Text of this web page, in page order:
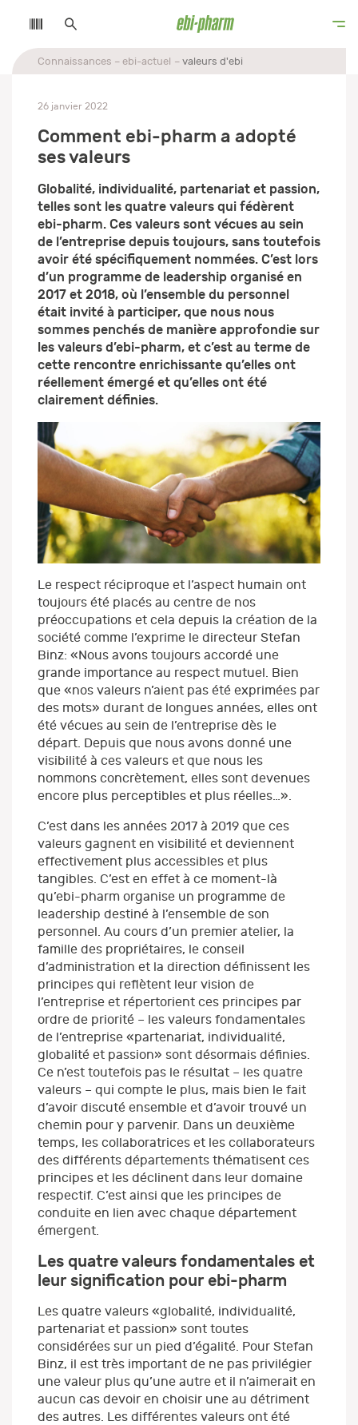
Connaissances ebi-actuel valeurs d'ebi
26 janvier 2022
Comment ebi-pharm a adopté
ses valeurs
Globalité, individualité, partenariat et passion,
telles sont les quatre valeurs qui fédèrent
ebi-pharm. Ces valeurs sont vécues au sein
de l’entreprise depuis toujours, sans toutefois
avoir été spécifiquement nommées. C’est lors
d’un programme de leadership organisé en
2017 et 2018, où l’ensemble du personnel
était invité à participer, que nous nous
sommes penchés de manière approfondie sur
les valeurs d’ebi-pharm, et c’est au terme de
cette rencontre enrichissante qu’elles ont
réellement émergé et qu’elles ont été
clairement définies.
Le respect réciproque et l’aspect humain ont
toujours été placés au centre de nos
préoccupations et cela depuis la création de la
société comme l’exprime le directeur Stefan
Binz: «Nous avons toujours accordé une
grande importance au respect mutuel. Bien
que «nos valeurs n’aient pas été exprimées par
des mots» durant de longues années, elles ont
été vécues au sein de l’entreprise dès le
départ. Depuis que nous avons donné une
visibilité à ces valeurs et que nous les
nommons concrètement, elles sont devenues
encore plus perceptibles et plus réelles…».
C’est dans les années 2017 à 2019 que ces
valeurs gagnent en visibilité et deviennent
effectivement plus accessibles et plus
tangibles. C’est en effet à ce moment-là
qu’ebi-pharm organise un programme de
leadership destiné à l’ensemble de son
personnel. Au cours d’un premier atelier, la
famille des propriétaires, le conseil
d’administration et la direction définissent les
principes qui reflètent leur vision de
l’entreprise et répertorient ces principes par
ordre de priorité – les valeurs fondamentales
de l’entreprise «partenariat, individualité,
globalité et passion» sont désormais définies.
Ce n’est toutefois pas le résultat – les quatre
valeurs – qui compte le plus, mais bien le fait
d’avoir discuté ensemble et d’avoir trouvé un
chemin pour y parvenir. Dans un deuxième
temps, les collaboratrices et les collaborateurs
des différents départements thématisent ces
principes et les déclinent dans leur domaine
respectif. C’est ainsi que les principes de
conduite en lien avec chaque département
émergent.
Les quatre valeurs fondamentales et
leur signification pour ebi-pharm
Les quatre valeurs «globalité, individualité,
partenariat et passion» sont toutes
considérées sur un pied d’égalité. Pour Stefan
Binz, il est très important de ne pas privilégier
une valeur plus qu’une autre et il n’aimerait en
aucun cas devoir en choisir une au détriment
des autres. Les différentes valeurs ont été